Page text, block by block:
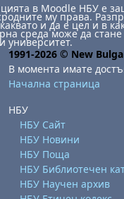
в Moodle НБУ е
му права.
и да е цел и в
среда може да стане
университет.
1991-2026 © New
В момента имате
Начална страница
НБУ
НБУ Сайт
НБУ Новини
НБУ Поща
НБУ Библиотечен
НБУ Научен архив